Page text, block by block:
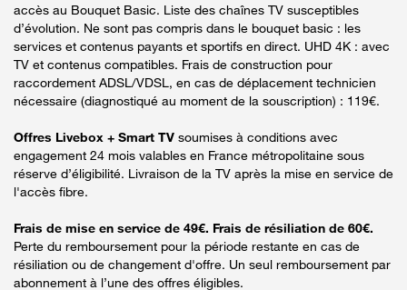
accès au Bouquet Basic. Liste des chaînes TV susceptibles
d’évolution. Ne sont pas compris dans le bouquet basic : les
services et contenus payants et sportifs en direct. UHD 4K : avec
TV et contenus compatibles. Frais de construction pour
raccordement ADSL/VDSL, en cas de déplacement technicien
nécessaire (diagnostiqué au moment de la souscription) : 119€.
Offres Livebox + Smart TV soumises à conditions avec
engagement 24 mois valables en France métropolitaine sous
réserve d’éligibilité. Livraison de la TV après la mise en service de
l'accès fibre.
Frais de mise en service de 49€. Frais de résiliation de 60€.
Perte du remboursement pour la période restante en cas de
résiliation ou de changement d'offre. Un seul remboursement par
abonnement à l’une des offres éligibles.